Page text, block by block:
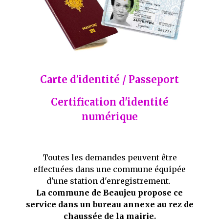
Carte d'identité / Passeport
Certification d'identité
numérique
Toutes les demandes peuvent être
effectuées dans une commune équipée
d'une station d'enregistrement.
La commune de Beaujeu propose ce
service dans un bureau annexe au rez de
chaussée de la mairie.